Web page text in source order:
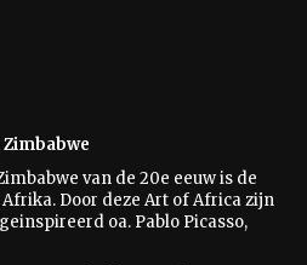
van de 20e eeuw is de
Door deze Art of Africa zijn
oa. Pablo Picasso,